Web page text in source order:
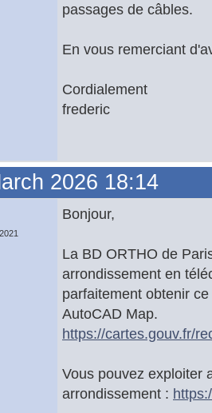
passages de câbles.
En vous remerciant
Cordialement
frederic
2026 18:14
Bonjour,
La BD ORTHO de
arrondissement en
parfaitement obtenir
AutoCAD Map.
https://cartes.gouv.fr/
Vous pouvez exploiter
arrondissement :